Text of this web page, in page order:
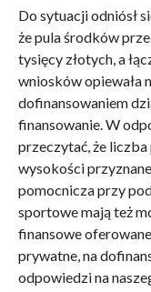
Do sytuacji odniósł
że pula środków
tysięcy złotych, a
wniosków opiewała
dofinansowaniem
finansowanie. W
przeczytać, że
wysokości
pomocnicza przy
sportowe mają też
finansowe
prywatne, na
odpowiedzi na